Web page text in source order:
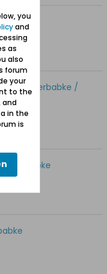
in Fischerbabke /
you
and
as
also
forum
your
to the
and
in the
is